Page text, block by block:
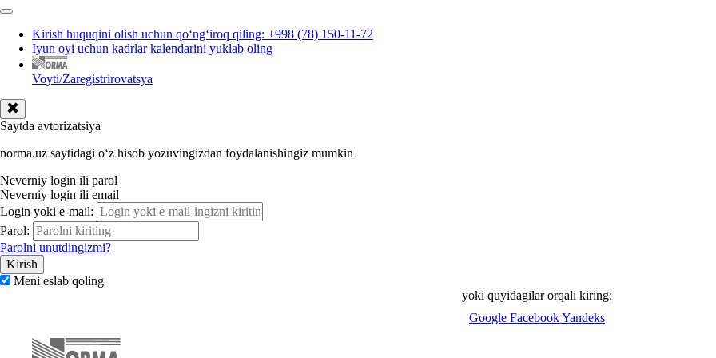
Kirish huquqini olish uchun qoʻngʻiroq qiling: +998 (78) 150-11-72
Iyun oyi uchun kadrlar kalendarini yuklab oling
Voyti/Zaregistrirovatsya
Saytda avtorizatsiya
norma.uz saytidagi oʻz hisob yozuvingizdan foydalanishingiz mumkin
Neverniy login ili parol
Neverniy login ili email
Login yoki e-mail:
Parol:
Parolni unutdingizmi?
Meni eslab qoling
yoki quyidagilar orqali kiring:
Google FacebookYandeks